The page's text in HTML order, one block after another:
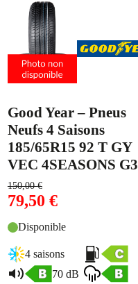
Good Year – Pneus
Neufs 4 Saisons
185/65R15 92 T GY
VEC 4SEASONS G3
150,00€
79,50 €
Disponible
4 saisons
70 dB